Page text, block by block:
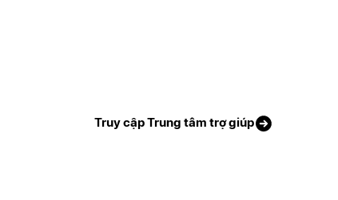
Truy cập Trung tâm trợ giúp